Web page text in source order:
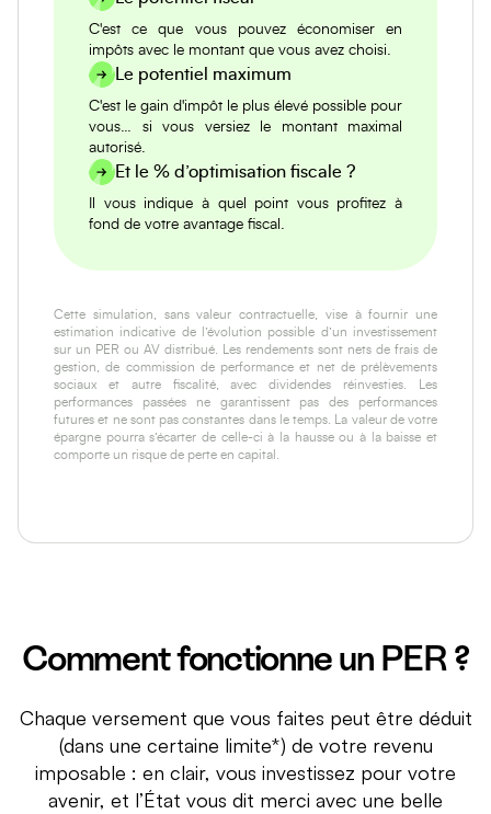
Comment fonctionne un PER ?
Chaque versement que vous faites peut être déduit
(dans une certaine limite*) de votre revenu
imposable : en clair, vous investissez pour votre
avenir, et l’État vous dit merci avec une belle